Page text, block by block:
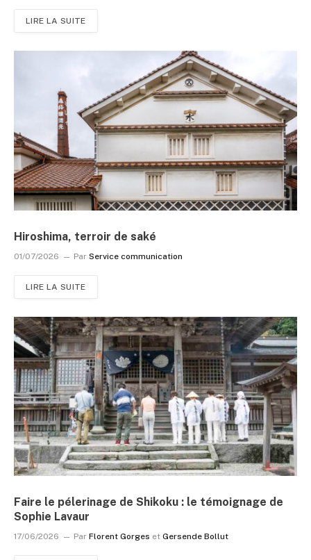
LIRE LA SUITE
Hiroshima, terroir de saké
01/07/2026 Par Service communication
LIRE LA SUITE
Faire le pélerinage de Shikoku : le témoignage de
Sophie Lavaur
17/06/2026 Par Florent Gorges et Gersende Bollut